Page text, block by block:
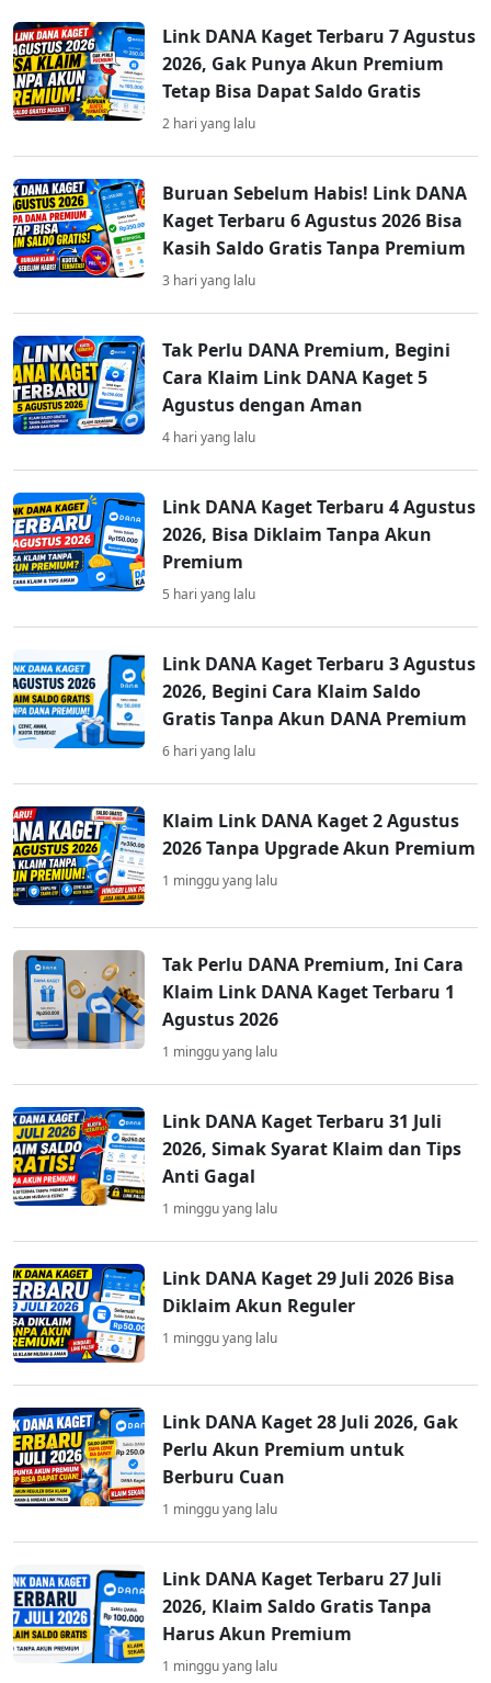
Link DANA Kaget Terbaru 7 Agustus
2026, Gak Punya Akun Premium
Tetap Bisa Dapat Saldo Gratis
2 hari yang lalu
Buruan Sebelum Habis! Link DANA
Kaget Terbaru 6 Agustus 2026 Bisa
Kasih Saldo Gratis Tanpa Premium
3 hari yang lalu
Tak Perlu DANA Premium, Begini
Cara Klaim Link DANA Kaget 5
Agustus dengan Aman
4 hari yang lalu
Link DANA Kaget Terbaru 4 Agustus
2026, Bisa Diklaim Tanpa Akun
Premium
5 hari yang lalu
Link DANA Kaget Terbaru 3 Agustus
2026, Begini Cara Klaim Saldo
Gratis Tanpa Akun DANA Premium
6 hari yang lalu
Klaim Link DANA Kaget 2 Agustus
2026 Tanpa Upgrade Akun Premium
1 minggu yang lalu
Tak Perlu DANA Premium, Ini Cara
Klaim Link DANA Kaget Terbaru 1
Agustus 2026
1 minggu yang lalu
Link DANA Kaget Terbaru 31 Juli
2026, Simak Syarat Klaim dan Tips
Anti Gagal
1 minggu yang lalu
Link DANA Kaget 29 Juli 2026 Bisa
Diklaim Akun Reguler
1 minggu yang lalu
Link DANA Kaget 28 Juli 2026, Gak
Perlu Akun Premium untuk
Berburu Cuan
1 minggu yang lalu
Link DANA Kaget Terbaru 27 Juli
2026, Klaim Saldo Gratis Tanpa
Harus Akun Premium
1 minggu yang lalu